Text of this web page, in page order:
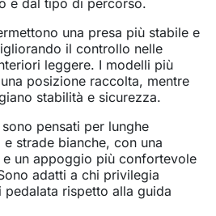
una presa più stabile e
il controllo nelle
leggere. I modelli più
posizione raccolta, mentre
stabilità e sicurezza.
sono pensati per lunghe
strade bianche, con una
un appoggio più confortevole
adatti a chi privilegia
rispetto alla guida